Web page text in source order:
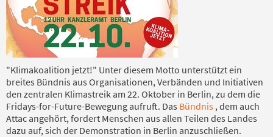
"Klimakoalition jetzt!" Unter diesem Motto unterstützt ein
breites Bündnis aus Organisationen, Verbänden und Initiativen
den zentralen Klimastreik am 22. Oktober in Berlin, zu dem die
Fridays-for-Future-Bewegung aufruft. Das Bündnis , dem auch
Attac angehört, fordert Menschen aus allen Teilen des Landes
dazu auf, sich der Demonstration in Berlin anzuschließen.